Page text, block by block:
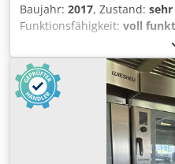
Baujahr: 2017, Zustand:
Funktionsfähigkeit: voll
60x80 Kombi-Ofen Jahr 2017
FBBBCBAA - Ebo 68 M
Acaok